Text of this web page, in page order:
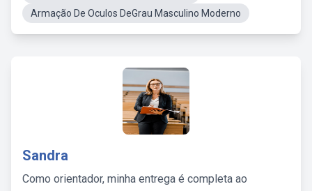
Armação De Oculos DeGrau Masculino Moderno
Sandra
Como orientador, minha entrega é completa ao